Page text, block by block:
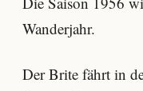
Wanderjahr.
Der Brite fährt in